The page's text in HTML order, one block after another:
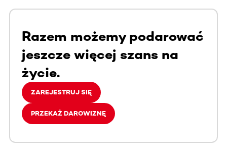
Razem możemy podarować
jeszcze więcej szans na
życie.
ZAREJESTRUJ SIĘ
PRZEKAŻ DAROWIZNĘ